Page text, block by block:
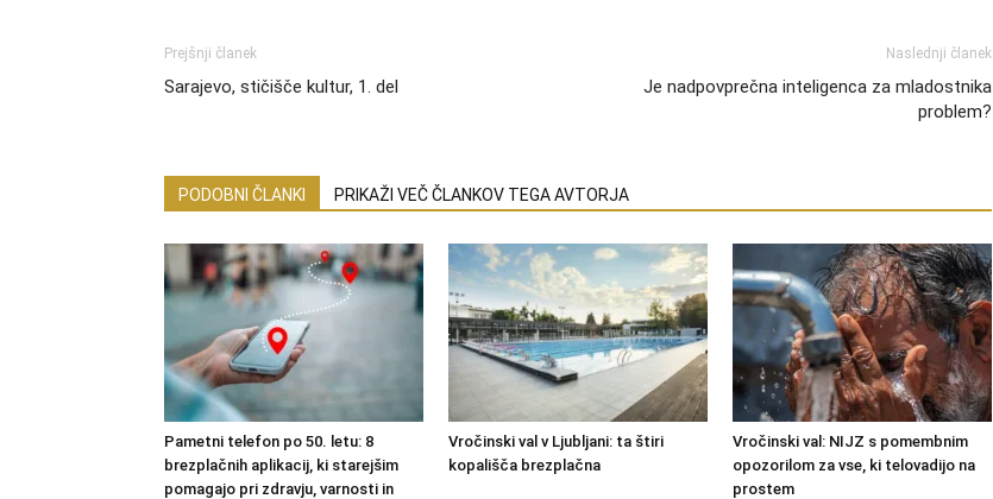
Prejšnji članek
Sarajevo, stičišče kultur, 1. del
Naslednji članek
Je nadpovprečna inteligenca za mladostnika
problem?
PODOBNI ČLANKI PRIKAŽI VEČ ČLANKOV TEGA AVTORJA
Pametni telefon po 50. letu: 8
brezplačnih aplikacij, ki starejšim
pomagajo pri zdravju, varnosti in
Vročinski val v Ljubljani: ta štiri
kopališča brezplačna
Vročinski val: NIJZ s pomembnim
opozorilom za vse, ki telovadijo na
prostem